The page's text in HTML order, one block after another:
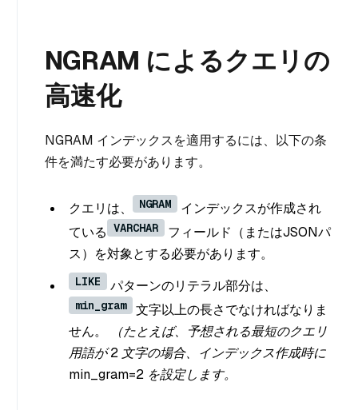
NGRAM によるクエリの
高速化
NGRAM インデックスを適用するには、以下の条
件を満たす必要があります。
クエリは、 NGRAM
インデックスが作成され
ている VARCHAR
フィールド（またはJSONパ
ス）を対象とする必要があります。
LIKE パターンのリテラル部分は、
min_gram
文字以上の長さでなければなりま
せん。
（たとえば、予想される最短のクエリ
用語が 2 文字の場合、インデックス作成時に
min_gram=2 を設定します。